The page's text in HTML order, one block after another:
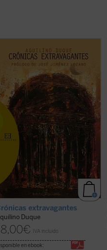
«Este es un libro de crónicas de
viajes, y pertenece, por lo tanto, a
pero quizás el más susceptible de
quedar personalizado por el
escritor, porque éste ahí expone
inevitablemente su yo en el
encuentro con cada mundo que
visita y cuando cuenta lo que vio y
oyó, y también la ...(ver ficha)
extravagantes
Duque
€ IVA incluido
en ebook: